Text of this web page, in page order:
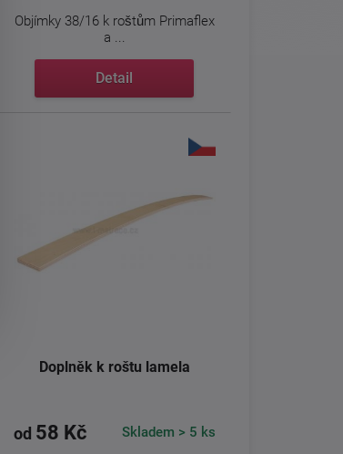
Objímky 38/16 k roštům Primaflex
a ...
Detail
Doplněk k roštu lamela
od 58 Kč Skladem > 5 ks